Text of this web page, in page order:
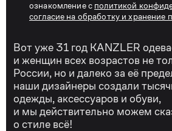
ознакомление с политикой
согласие на обработку и хранение
Вот уже 31 год KANZLER
и женщин всех возрастов не
России, но и далеко за её
наши дизайнеры создали
одежды, аксессуаров и обуви,
и мы действительно можем
о стиле всё!